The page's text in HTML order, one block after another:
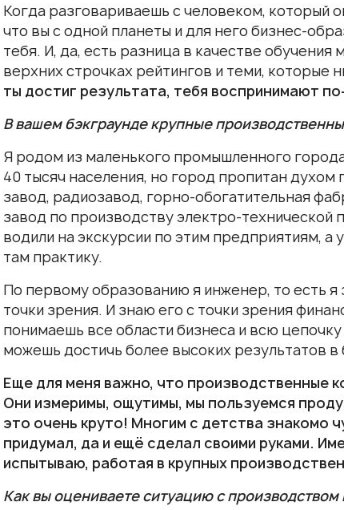
Когда разговариваешь с человеком,
что вы с одной планеты и для него бизнес-
тебя. И, да, есть разница в качестве
верхних строчках рейтингов и теми, которые
ты достиг результата, тебя воспринимают
В вашем бэкграунде крупные
Я родом из маленького промышленного
40 тысяч населения, но город пропитан духом
завод, радиозавод, горно-обогатительная
завод по производству электро-технической
водили на экскурсии по этим предприятиям, а
там практику.
По первому образованию я инженер, то есть я
точки зрения. И знаю его с точки зрения
понимаешь все области бизнеса и всю
можешь достичь более высоких результатов в
Еще для меня важно, что производственные
Они измеримы, ощутимы, мы пользуемся
это очень круто! Многим с детства знакомо
придумал, да и ещё сделал своими руками.
испытываю, работая в крупных
Как вы оцениваете ситуацию с производством